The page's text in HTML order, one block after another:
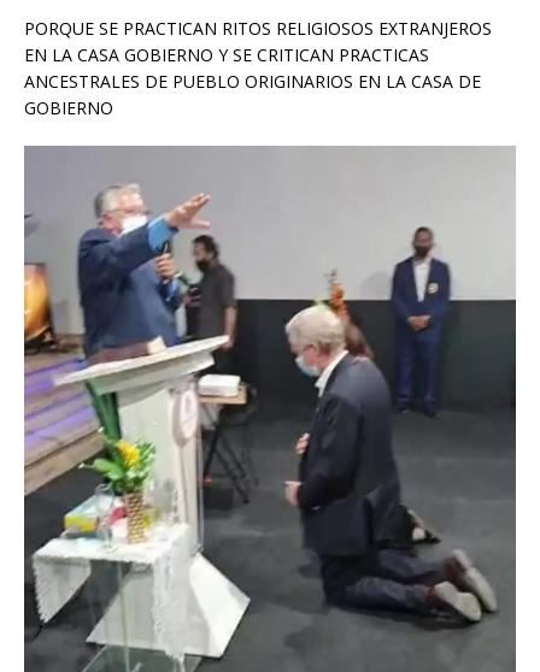
PORQUE SE PRACTICAN RITOS RELIGIOSOS EXTRANJEROS
EN LA CASA GOBIERNO Y SE CRITICAN PRACTICAS
ANCESTRALES DE PUEBLO ORIGINARIOS EN LA CASA DE
GOBIERNO